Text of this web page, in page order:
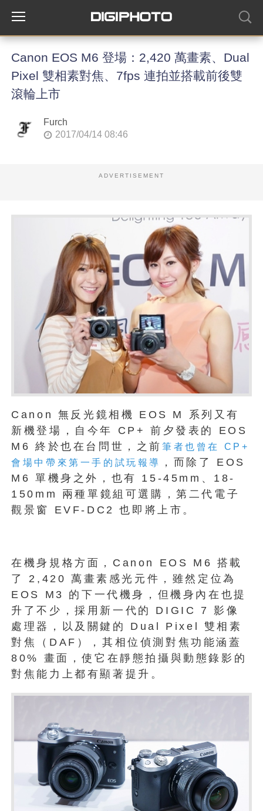
Canon EOS M6 登場：2,420 萬畫素、Dual
Pixel 雙相素對焦、7fps 連拍並搭載前後雙
滾輪上市
Furch
2017/04/14 08:46
ADVERTISEMENT
Canon 無反光鏡相機 EOS M 系列又有
新機登場，自今年 CP+ 前夕發表的 EOS
M6 終於也在台問世，之前 筆者也曾在 CP+
會場中帶來第一手的試玩報導
，而除了 EOS
M6 單機身之外，也有 15-45mm、18-
150mm 兩種單鏡組可選購，第二代電子
觀景窗 EVF-DC2 也即將上市。
在機身規格方面，Canon EOS M6 搭載
了 2,420 萬畫素感光元件，雖然定位為
EOS M3 的下一代機身，但機身內在也提
升了不少，採用新一代的 DIGIC 7 影像
處理器，以及關鍵的 Dual Pixel 雙相素
對焦（DAF），其相位偵測對焦功能涵蓋
80% 畫面，使它在靜態拍攝與動態錄影的
對焦能力上都有顯著提升。